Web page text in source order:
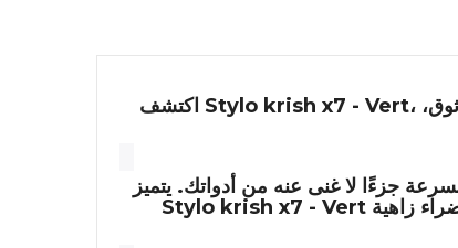
Stylo krish x7 - Vert، أداة كتابة ثورية مصممة لتعزيز تدوين الملاحظات اليومية ومساعيك الإبداعية. نحن نتفهم أهمية القلم السلس والموثوق،
جزءًا لا غنى عنه من أدواتك. يتميز
Stylo krish x7 - Vert